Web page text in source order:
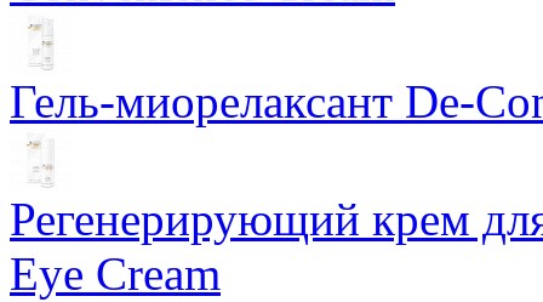
Гель-миорелаксант De-
Регенерирующий крем
Eye Cream